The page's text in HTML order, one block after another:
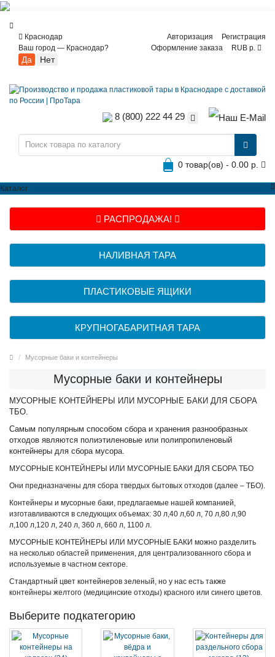
Краснодар
Ваш город — Краснодар?
Авторизация
Регистрация
Оформление заказа
RUB р.
8 (800) 222 44 29
0 товар(ов) - 0.00 р.
Каталог
РАСПРОДАЖА!
НАЛИВНАЯ ТАРА
ПЛАСТИКОВЫЕ ЯЩИКИ
КРУПНОГАБАРИТНАЯ ТАРА
Мусорные баки и контейнеры
Мусорные баки и контейнеры
МУСОРНЫЕ КОНТЕЙНЕРЫ ИЛИ МУСОРНЫЕ БАКИ ДЛЯ СБОРА
ТБО.
Самым популярным способом сбора и хранения разнообразных
отходов являются полиэтиленовые или полипропиленовый
контейнеры для сбора мусора.
МУСОРНЫЕ КОНТЕЙНЕРЫ ИЛИ МУСОРНЫЕ БАКИ ДЛЯ СБОРА ТБО
Они предназначены для сбора твердых бытовых отходов (далее – ТБО).
Контейнеры и мусорные баки, предлагаемые нашей компанией,
изготавливаются в следующих объемах: 30 л,40 л,60 л, 70 л,80 л,90
л,100 л,120 л, 240 л, 360 л, 660 л, 1100 л.
МУСОРНЫЕ КОНТЕЙНЕРЫ ИЛИ МУСОРНЫЕ БАКИ можно разделить
на несколько областей применения, для централизованного сбора и
используемые в частном секторе.
Стандартный цвет контейнеров зеленый, но у нас есть также
контейнеры желтого (медицинские отходы) красного или синего цветов.
Выберите подкатегорию